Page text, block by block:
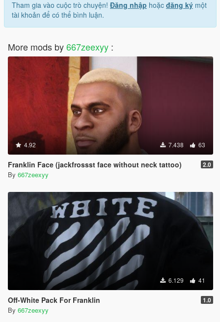
Tham gia vào cuộc trò chuyện! Đăng nhập hoặc đăng ký một
tài khoản để có thể bình luận.
More mods by667zeexyy :
4.92 7.438 63
Franklin Face (jackfrossst face without neck tattoo) 2.0
By 667zeexyy
6.129 41
Off-White Pack For Franklin 1.0
By 667zeexyy